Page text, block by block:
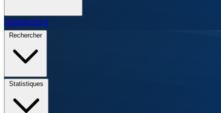
Dashboard
Rechercher
Statistiques